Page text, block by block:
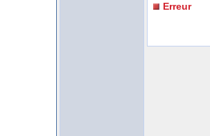
Erreur